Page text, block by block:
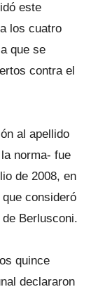
este
los cuatro
que se
contra el
al apellido
norma- fue
de 2008, en
consideró
Berlusconi.
quince
declararon